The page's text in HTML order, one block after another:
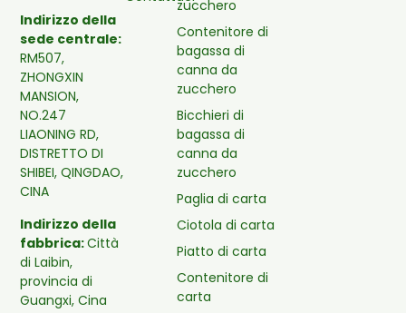
Indirizzo della
sede centrale:
RM507,
ZHONGXIN
MANSION,
NO.247
LIAONING RD,
DISTRETTO DI
SHIBEI, QINGDAO,
CINA
Indirizzo della
fabbrica:Città
di Laibin,
provincia di
Guangxi, Cina
zucchero
Contenitore di
bagassa di
canna da
zucchero
Bicchieri di
bagassa di
canna da
zucchero
Paglia di carta
Ciotola di carta
Piatto di carta
Contenitore di
carta